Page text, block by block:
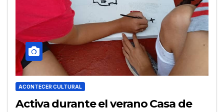
ACONTECER CULTURAL
Activa durante el verano Casa de